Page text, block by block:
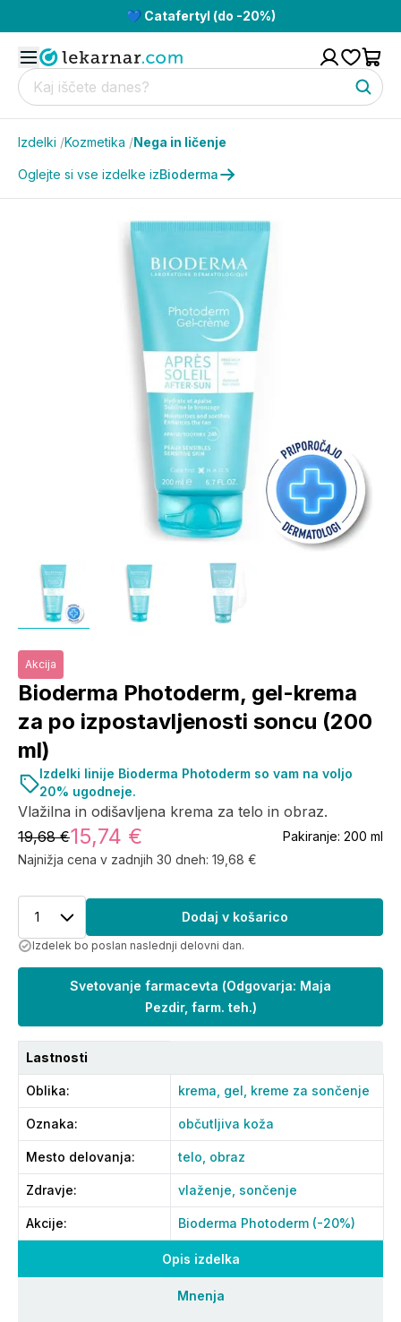
💙 Catafertyl (do -20%)
Izdelki /Kozmetika /Nega in ličenje
Oglejte si vse izdelke izBioderma
Opis izdelka
Mnenja
Akcija
Bioderma Photoderm, gel-krema
za po izpostavljenosti soncu (200
ml)
Vlažilna in odišavljena krema za telo in obraz.
19,68 €15,74 € Pakiranje: 200 ml
Najnižja cena v zadnjih 30 dneh: 19,68 €
Izdelki linije Bioderma Photoderm so vam na voljo
20% ugodneje.
1 Dodaj v košarico
Izdelek bo poslan naslednji delovni dan.
Svetovanje farmacevta (Odgovarja: Maja
Pezdir, farm. teh.)
Lastnosti
Oblika: krema, gel, kreme za sončenje
Oznaka: občutljiva koža
Mesto delovanja: telo, obraz
Zdravje: vlaženje, sončenje
Akcije: Bioderma Photoderm (-20%)